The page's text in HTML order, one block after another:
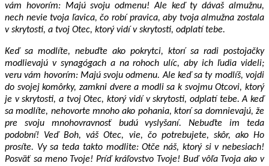
vám hovorím: Majú svoju odmenu! Ale keď ty dávaš almužnu,
nech nevie tvoja ľavica, čo robí pravica, aby tvoja almužna zostala
v skrytosti, a tvoj Otec, ktorý vidí v skrytosti, odplatí tebe.
Keď sa modlíte, nebuďte ako pokrytci, ktorí sa radi postojačky
modlievajú v synagógach a na rohoch ulíc, aby ich ľudia videli;
veru vám hovorím: Majú svoju odmenu. Ale keď sa ty modlíš, vojdi
do svojej komôrky, zamkni dvere a modli sa k svojmu Otcovi, ktorý
je v skrytosti, a tvoj Otec, ktorý vidí v skrytosti, odplatí tebe. A keď
sa modlíte, nehovorte mnoho ako pohania, ktorí sa domnievajú, že
pre svoju mnohovravnosť budú vyslyšaní. Nebuďte im teda
podobní! Veď Boh, váš Otec, vie, čo potrebujete, skôr, ako Ho
prosíte. Vy sa teda takto modlite: Otče náš, ktorý si v nebesiach!
Posväť sa meno Tvoje! Príď kráľovstvo Tvoje! Buď vôľa Tvoja ako v